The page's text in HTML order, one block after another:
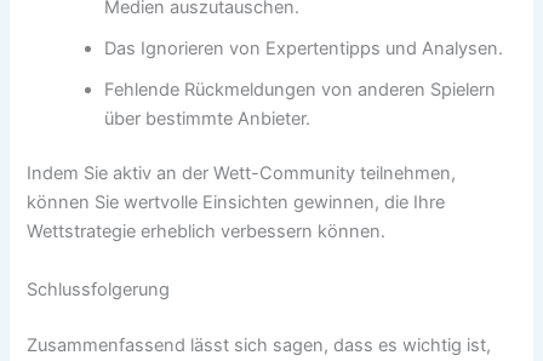
Medien auszutauschen.
Das Ignorieren von Expertentipps und Analysen.
Fehlende Rückmeldungen von anderen Spielern
über bestimmte Anbieter.
Indem Sie aktiv an der Wett-Community teilnehmen,
können Sie wertvolle Einsichten gewinnen, die Ihre
Wettstrategie erheblich verbessern können.
Schlussfolgerung
Zusammenfassend lässt sich sagen, dass es wichtig ist,